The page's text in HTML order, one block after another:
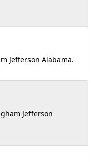
Jefferson Alabama.
Jefferson